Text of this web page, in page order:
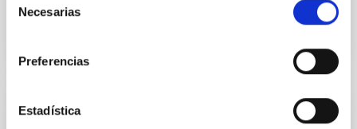
Necesarias
Preferencias
Estadística
CHARLA